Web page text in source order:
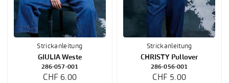
Strickanleitung
GIULIA Weste
286-057-001
CHF 6.00
Strickanleitung
CHRISTY Pullover
286-056-001
CHF 5.00